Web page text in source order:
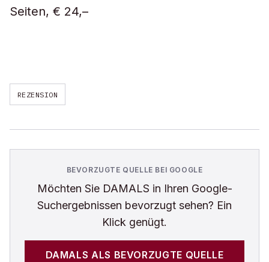
Seiten, € 24,–
REZENSION
BEVORZUGTE QUELLE BEI GOOGLE
Möchten Sie DAMALS in Ihren Google-
Suchergebnissen bevorzugt sehen? Ein
Klick genügt.
DAMALS ALS BEVORZUGTE QUELLE